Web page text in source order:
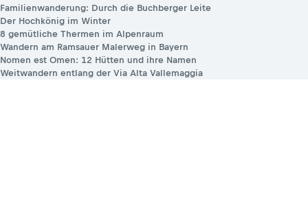
Familienwanderung: Durch die Buchberger Leite
Der Hochkönig im Winter
8 gemütliche Thermen im Alpenraum
Wandern am Ramsauer Malerweg in Bayern
Nomen est Omen: 12 Hütten und ihre Namen
Weitwandern entlang der Via Alta Vallemaggia